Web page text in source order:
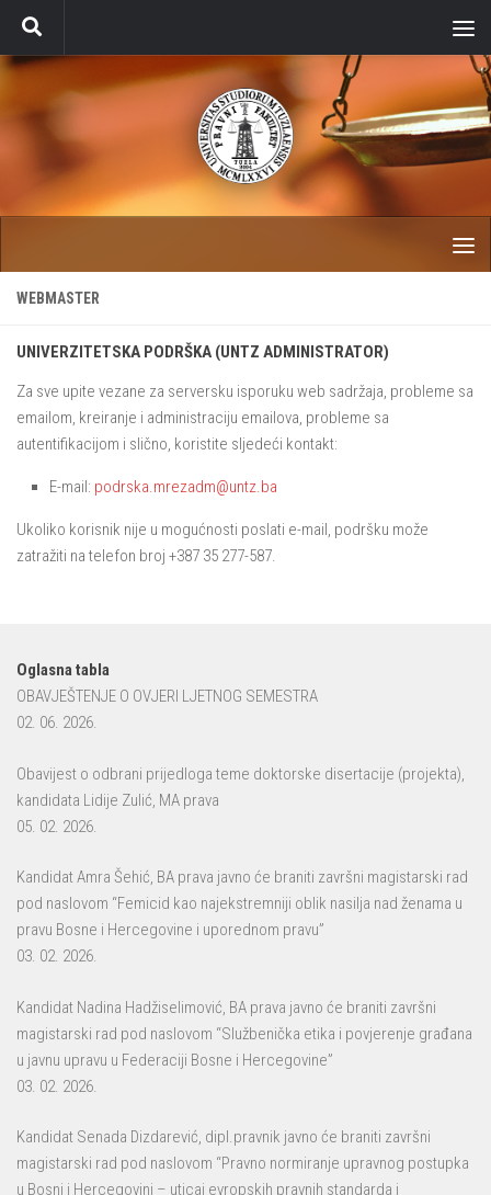
Skip to content
WEBMASTER
UNIVERZITETSKA PODRŠKA (UNTZ ADMINISTRATOR)
Za sve upite vezane za serversku isporuku web sadržaja, probleme sa
emailom, kreiranje i administraciju emailova, probleme sa
autentifikacijom i slično, koristite sljedeći kontakt:
E-mail: podrska.mrezadm@untz.ba
Ukoliko korisnik nije u mogućnosti poslati e-mail, podršku može
zatražiti na telefon broj +387 35 277-587.
Oglasna tabla
OBAVJEŠTENJE O OVJERI LJETNOG SEMESTRA
02. 06. 2026.
Obavijest o odbrani prijedloga teme doktorske disertacije (projekta),
kandidata Lidije Zulić, MA prava
05. 02. 2026.
Kandidat Amra Šehić, BA prava javno će braniti završni magistarski rad
pod naslovom “Femicid kao najekstremniji oblik nasilja nad ženama u
pravu Bosne i Hercegovine i uporednom pravu”
03. 02. 2026.
Kandidat Nadina Hadžiselimović, BA prava javno će braniti završni
magistarski rad pod naslovom “Službenička etika i povjerenje građana
u javnu upravu u Federaciji Bosne i Hercegovine”
03. 02. 2026.
Kandidat Senada Dizdarević, dipl.pravnik javno će braniti završni
magistarski rad pod naslovom “Pravno normiranje upravnog postupka
u Bosni i Hercegovini – uticaj evropskih pravnih standarda i